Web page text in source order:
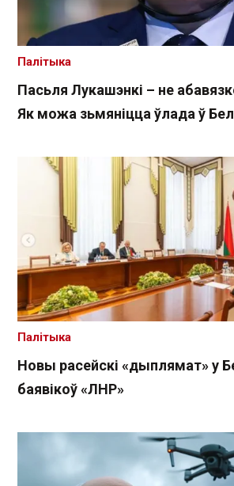
Пасьля Лукашэнкі – не
Як можа зьмяніцца ўлада ў
Палітыка
Новы расейскі «дыплямат» у
баявікоў «ЛНР»
Палітыка